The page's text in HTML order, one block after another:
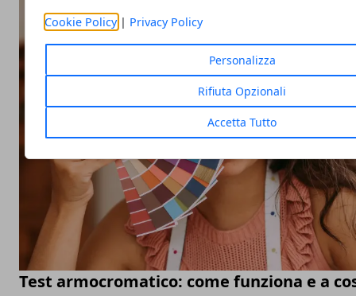
Cookie Policy| Privacy Policy
Personalizza
Rifiuta Opzionali
Accetta Tutto
Test armocromatico: come funziona e a